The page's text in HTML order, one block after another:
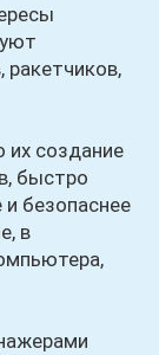
ракетчиков,
создание
быстро
безопаснее
в